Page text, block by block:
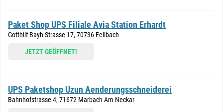
Paket Shop UPS Filiale Avia Station Erhardt
Gotthilf-Bayh-Strasse 17, 70736 Fellbach
JETZT GEÖFFNET!
UPS Paketshop Uzun Aenderungsschneiderei
Bahnhofstrasse 4, 71672 Marbach Am Neckar